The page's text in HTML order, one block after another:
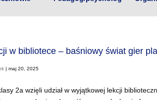
w bibliotece – baśniowy świat gier
|maj 20, 2025
2a wzięli udział w wyjątkowej lekcji